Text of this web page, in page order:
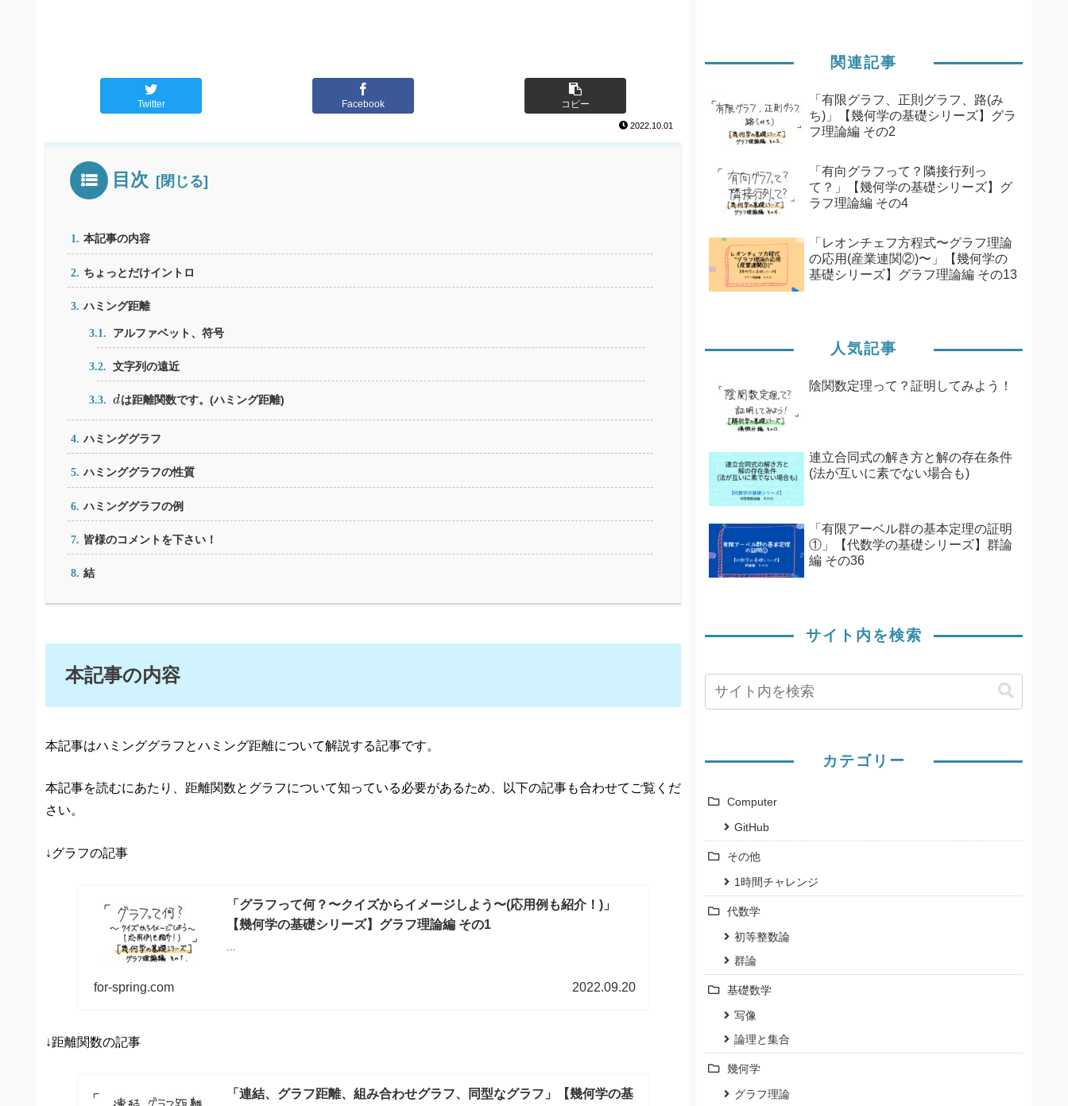
Twitter Facebook コピー
2022.10.01
目次
本記事の内容
ちょっとだけイントロ
ハミング距離
アルファベット、符号
文字列の遠近
d
dは距離関数です。(ハミング距離)
ハミンググラフ
ハミンググラフの性質
ハミンググラフの例
皆様のコメントを下さい！
結
本記事の内容
本記事はハミンググラフとハミング距離について解説する記事です。
本記事を読むにあたり、距離関数とグラフについて知っている必要があるため、以下の記事も合わせてご覧くだ
さい。
↓グラフの記事
「グラフって何？〜クイズからイメージしよう〜(応用例も紹介！)」
【幾何学の基礎シリーズ】グラフ理論編 その1
...
for-spring.com 2022.09.20
↓距離関数の記事
「連結、グラフ距離、組み合わせグラフ、同型なグラフ」【幾何学の基
関連記事
「有限グラフ、正則グラフ、路(み
ち)」【幾何学の基礎シリーズ】グラ
フ理論編 その2
「有向グラフって？隣接行列っ
て？」【幾何学の基礎シリーズ】グ
ラフ理論編 その4
「レオンチェフ方程式〜グラフ理論
の応用(産業連関②)〜」【幾何学の
基礎シリーズ】グラフ理論編 その13
人気記事
陰関数定理って？証明してみよう！
連立合同式の解き方と解の存在条件
(法が互いに素でない場合も)
「有限アーベル群の基本定理の証明
①」【代数学の基礎シリーズ】群論
編 その36
サイト内を検索
カテゴリー
Computer
GitHub
その他
1時間チャレンジ
代数学
初等整数論
群論
基礎数学
写像
論理と集合
幾何学
グラフ理論